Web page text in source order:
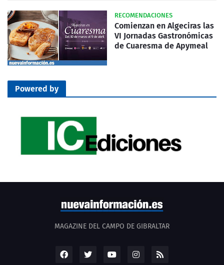
RECOMENDACIONES
Comienzan en Algeciras las
VI Jornadas Gastronómicas
de Cuaresma de Apymeal
Powered by
MAGAZINE DEL CAMPO DE GIBRALTAR